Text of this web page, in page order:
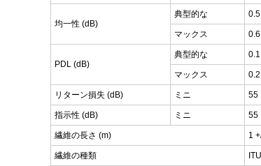
均一性 (dB)
典型的な 0.5
マックス 0.6
PDL (dB)
典型的な 0.1
マックス 0.2
リターン損失 (dB) ミニ 55
指示性 (dB) ミニ 55
繊維の長さ (m) 1
繊維の種類